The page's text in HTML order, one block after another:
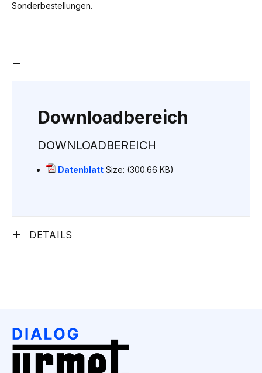
Sonderbestellungen.
Downloadbereich
DOWNLOADBEREICH
Datenblatt Size: (300.66 KB)
DETAILS